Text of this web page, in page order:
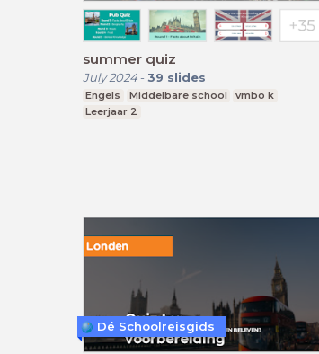
summer quiz
July 2024- 39 slides
Engels Middelbare school
vmbo k
Leerjaar 2
Dé Schoolreisgids